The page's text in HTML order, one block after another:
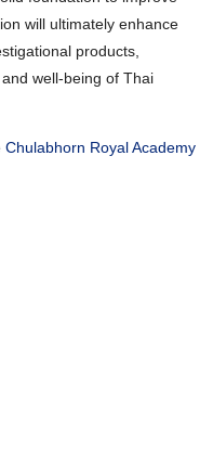
will ultimately enhance
products,
well-being of Thai
Chulabhorn Royal Academy